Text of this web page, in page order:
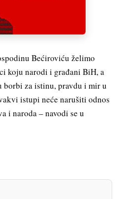
Bećiroviću želimo
koju narodi i građani BiH, a
borbi za istinu, pravdu i mir u
istupi neće narušiti odnos
i naroda – navodi se u